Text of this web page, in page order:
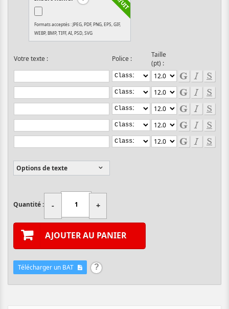
Formats acceptés : JPEG, PDF, PNG, EPS, GIF,
WEBP, BMP, TIFF, AI, PSD, SVG
Votre texte : Police :
Taille
(pt) :
Options de texte
Quantité : - +
AJOUTER AU PANIER
Télécharger un BAT